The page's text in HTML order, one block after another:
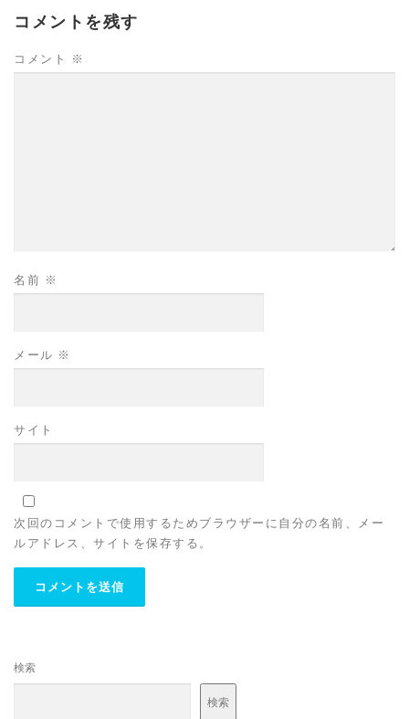
コメントを残す
コメント ※
名前 ※
メール ※
サイト
次回のコメントで使用するためブラウザーに自分の名前、メー
ルアドレス、サイトを保存する。
検索
検索